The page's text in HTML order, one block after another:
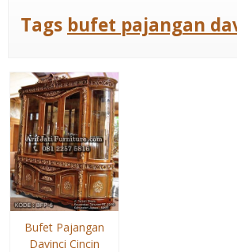
Tags bufet pajangan
Bufet Pajangan
Davinci Cincin